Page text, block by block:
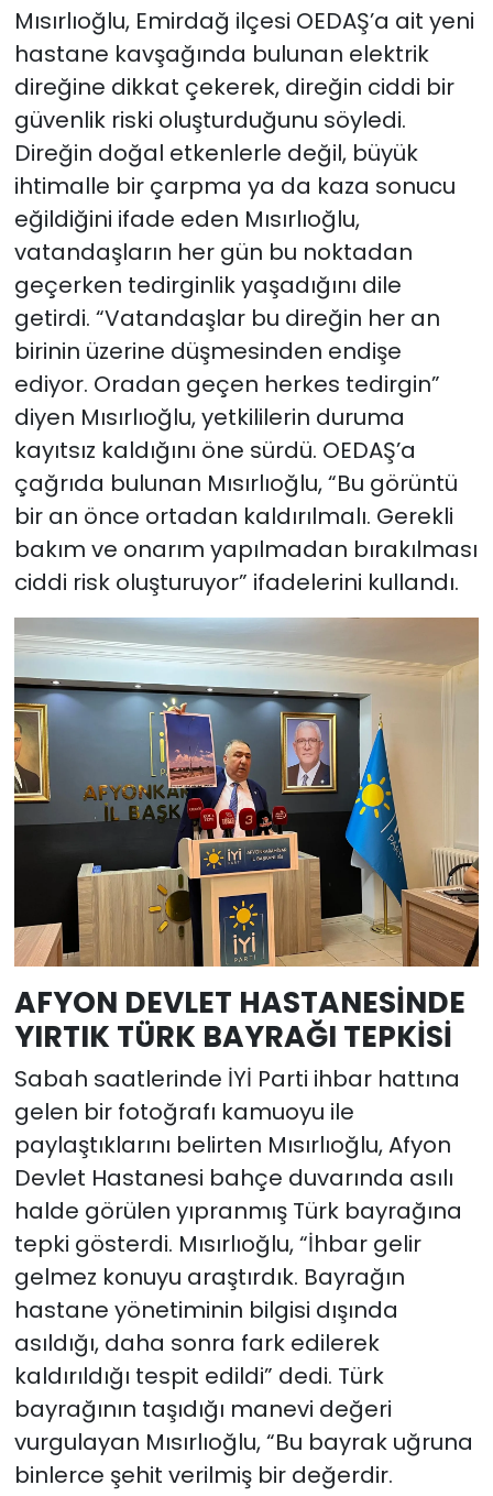
Mısırlıoğlu, Emirdağ ilçesi OEDAŞ’a ait yeni
hastane kavşağında bulunan elektrik
direğine dikkat çekerek, direğin ciddi bir
güvenlik riski oluşturduğunu söyledi.
Direğin doğal etkenlerle değil, büyük
ihtimalle bir çarpma ya da kaza sonucu
eğildiğini ifade eden Mısırlıoğlu,
vatandaşların her gün bu noktadan
geçerken tedirginlik yaşadığını dile
getirdi. “Vatandaşlar bu direğin her an
birinin üzerine düşmesinden endişe
ediyor. Oradan geçen herkes tedirgin”
diyen Mısırlıoğlu, yetkililerin duruma
kayıtsız kaldığını öne sürdü. OEDAŞ’a
çağrıda bulunan Mısırlıoğlu, “Bu görüntü
bir an önce ortadan kaldırılmalı. Gerekli
bakım ve onarım yapılmadan bırakılması
ciddi risk oluşturuyor” ifadelerini kullandı.
AFYON DEVLET HASTANESİNDE
YIRTIK TÜRK BAYRAĞI TEPKİSİ
Sabah saatlerinde İYİ Parti ihbar hattına
gelen bir fotoğrafı kamuoyu ile
paylaştıklarını belirten Mısırlıoğlu, Afyon
Devlet Hastanesi bahçe duvarında asılı
halde görülen yıpranmış Türk bayrağına
tepki gösterdi. Mısırlıoğlu, “İhbar gelir
gelmez konuyu araştırdık. Bayrağın
hastane yönetiminin bilgisi dışında
asıldığı, daha sonra fark edilerek
kaldırıldığı tespit edildi” dedi. Türk
bayrağının taşıdığı manevi değeri
vurgulayan Mısırlıoğlu, “Bu bayrak uğruna
binlerce şehit verilmiş bir değerdir.